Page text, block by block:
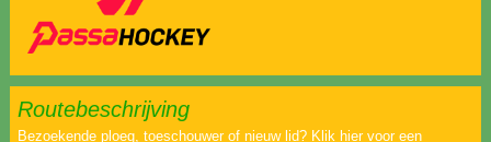
Routebeschrijving
Bezoekende ploeg, toeschouwer of nieuw lid? Klik hier voor een